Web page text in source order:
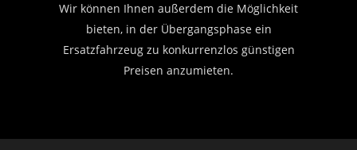
Wir können Ihnen außerdem die Möglichkeit
bieten, in der Übergangsphase ein
Ersatzfahrzeug zu konkurrenzlos günstigen
Preisen anzumieten.